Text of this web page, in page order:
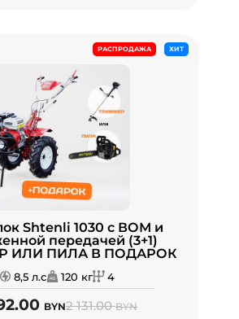
РАСПРОДАЖА ХИТ
Shtenli 1030 с ВОМ и
передачей (3+1)
ИЛИ ПИЛА В ПОДАРОК
8,5 л.с 120 кг 4
BYN2 131.00BYN